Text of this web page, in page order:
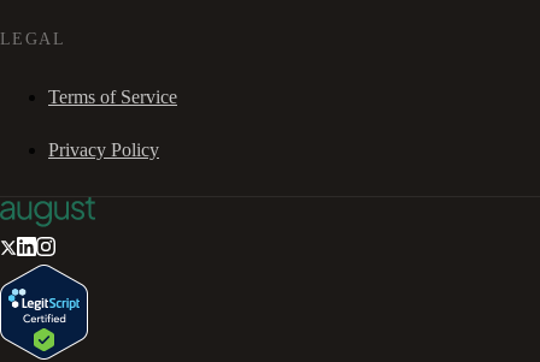
LEGAL
Terms of Service
Privacy Policy